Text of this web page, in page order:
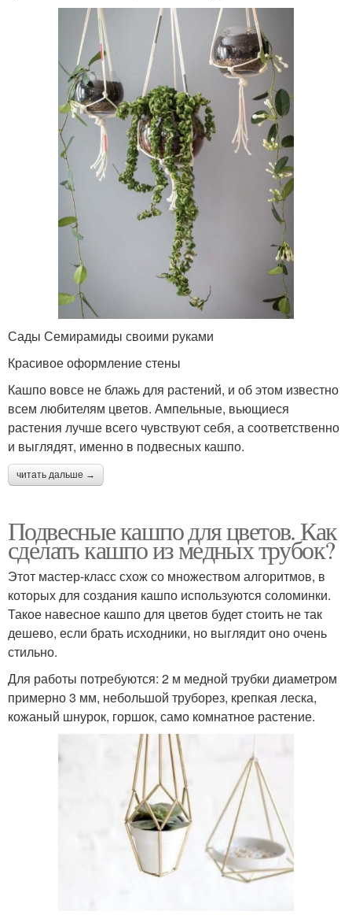
Сады Семирамиды своими руками
Красивое оформление стены
Кашпо вовсе не блажь для растений, и об этом известно
всем любителям цветов. Ампельные, вьющиеся
растения лучше всего чувствуют себя, а соответственно
и выглядят, именно в подвесных кашпо.
читать дальше →
Подвесные кашпо для цветов. Как
сделать кашпо из медных трубок?
Этот мастер-класс схож со множеством алгоритмов, в
которых для создания кашпо используются соломинки.
Такое навесное кашпо для цветов будет стоить не так
дешево, если брать исходники, но выглядит оно очень
стильно.
Для работы потребуются: 2 м медной трубки диаметром
примерно 3 мм, небольшой труборез, крепкая леска,
кожаный шнурок, горшок, само комнатное растение.